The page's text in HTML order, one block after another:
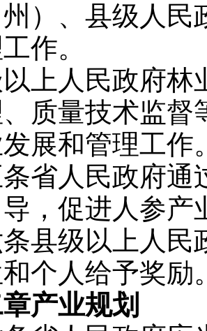
、县级人民
作。
人民政府林
质量技术监督
展和管理工作
人民政府通
，促进人参产
级以上人民
个人给予奖励
产业规划